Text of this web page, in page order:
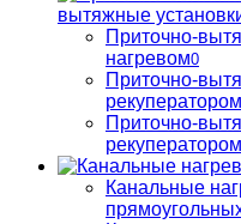
вытяжные
Приточно-
нагревом0
Приточно-
Приточно-
Канальные